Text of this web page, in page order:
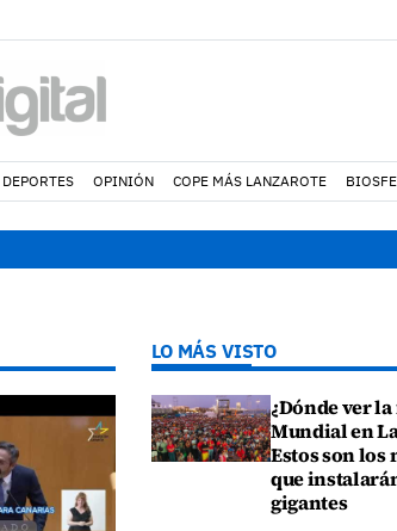
DEPORTES OPINIÓN COPE MÁS LANZAROTE
LO MÁS VISTO
¿Dónde ver
Mundial en
Estos son
que
gigantes